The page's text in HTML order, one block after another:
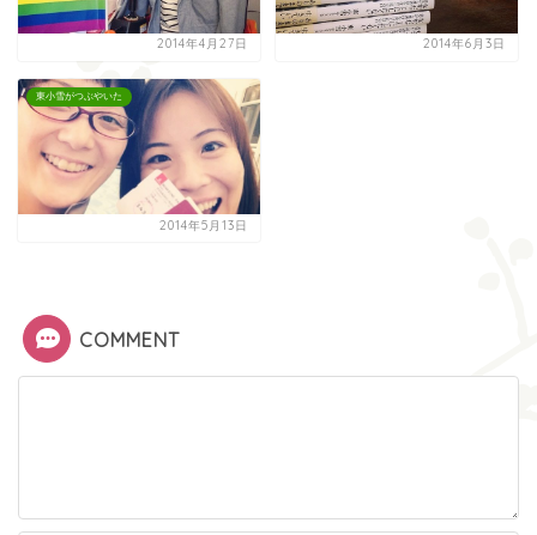
2014年4月27日 2014年6月3日
東小雪がつぶやいた
2014年5月13日
COMMENT